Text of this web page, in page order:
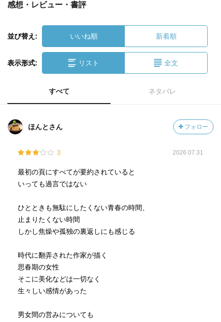
感想・レビュー・書評
並び替え: いいね順 新着順
表示形式: リスト 全文
すべて ネタバレ
ほんとさん フォロー
3 2026.07.31
最初の頁にすべてが要約されていると
いっても過言ではない
ひとときも無駄にしたくない青春の時間、
止まりたくない時間
しかし焦燥や孤独の裏返しにも感じる
時代に翻弄された作家が描く
思春期の女性
そこに美化などは一切なく
生々しい感情があった
男女間の営みについても